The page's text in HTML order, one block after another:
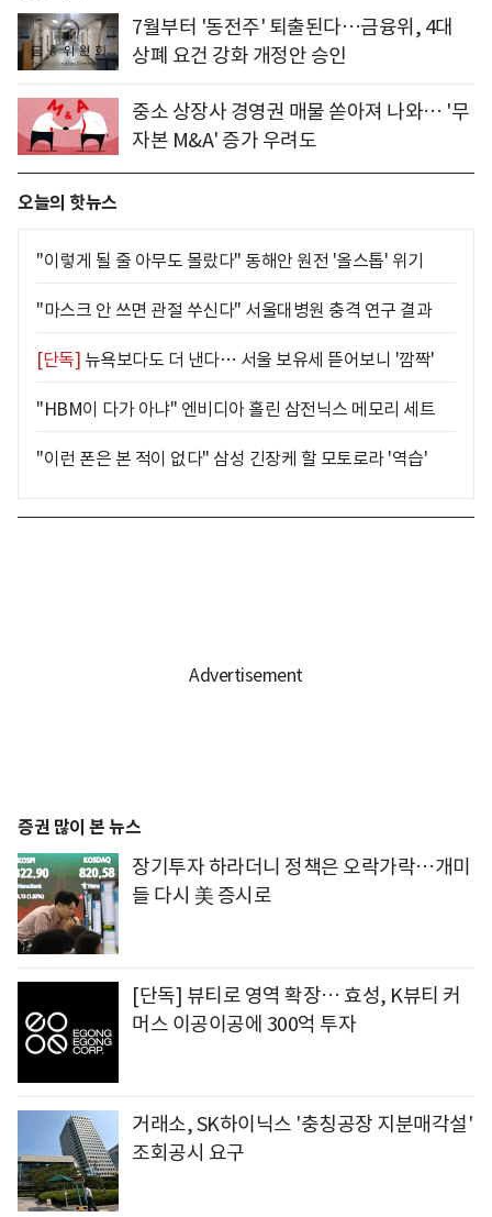
7월부터 '동전주' 퇴출된다…금융위, 4대
상폐 요건 강화 개정안 승인
중소 상장사 경영권 매물 쏟아져 나와… '무
자본 M&A' 증가 우려도
오늘의 핫뉴스
"이렇게 될 줄 아무도 몰랐다" 동해안 원전 '올스톱' 위기
"마스크 안 쓰면 관절 쑤신다" 서울대병원 충격 연구 결과
[단독] 뉴욕보다도 더 낸다… 서울 보유세 뜯어보니 '깜짝'
"HBM이 다가 아냐" 엔비디아 홀린 삼전닉스 메모리 세트
"이런 폰은 본 적이 없다" 삼성 긴장케 할 모토로라 '역습'
증권 많이 본 뉴스
장기투자 하라더니 정책은 오락가락…개미
들 다시 美 증시로
[단독] 뷰티로 영역 확장… 효성, K뷰티 커
머스 이공이공에 300억 투자
거래소, SK하이닉스 '충칭공장 지분매각설'
조회공시 요구